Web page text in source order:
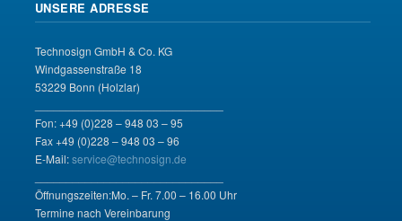
UNSERE ADRESSE
Technosign GmbH & Co. KG
Windgassenstraße 18
53229 Bonn (Holzlar)
Fon: +49 (0)228 – 948 03 – 95
Fax +49 (0)228 – 948 03 – 96
E-Mail:service@technosign.de
Öffnungszeiten:Mo. – Fr. 7.00 – 16.00 Uhr
Termine nach Vereinbarung